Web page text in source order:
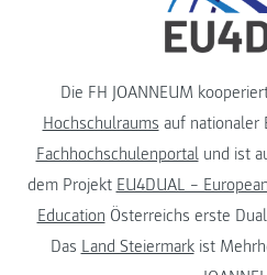
Die FH JOANNEUM
Hochschulraums auf nationaler
Fachhochschulenportalund ist
dem Projekt EU4DUAL –
Education Österreichs erste
Das Land Steiermarkist